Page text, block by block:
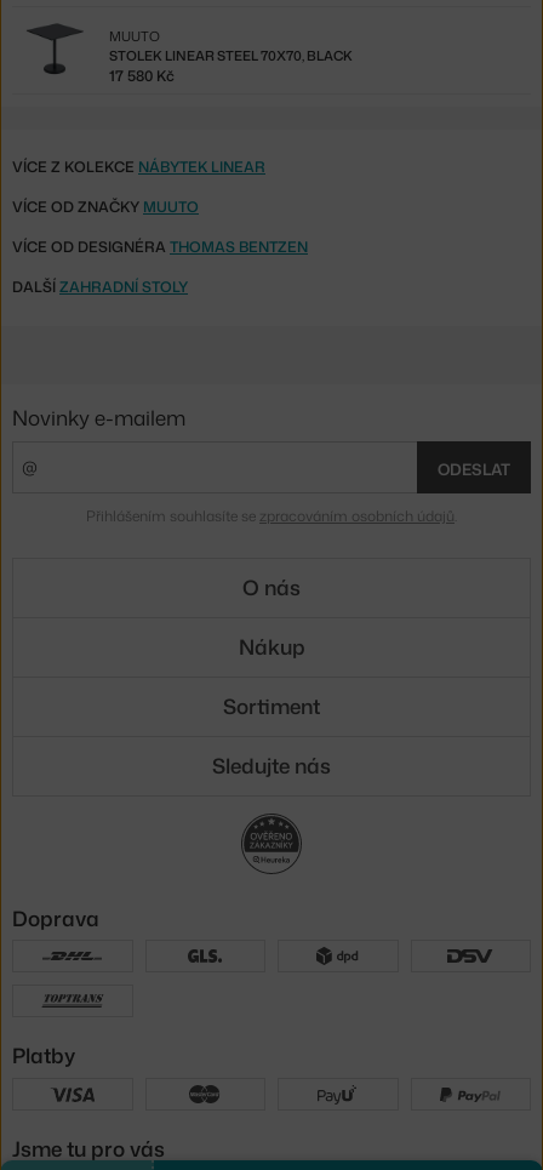
STOLEK LINEAR STEEL 70X70, BLACK
MUUTO
17 580 Kč
VÍCE Z KOLEKCE NÁBYTEK LINEAR
VÍCE OD ZNAČKY MUUTO
VÍCE OD DESIGNÉRA THOMAS BENTZEN
DALŠÍZAHRADNÍ STOLY
Novinky e-mailem
ODESLAT
Přihlášením souhlasíte se zpracováním osobních údajů
O nás
Nákup
Sortiment
Sledujte nás
Doprava
Platby
Jsme tu pro vás